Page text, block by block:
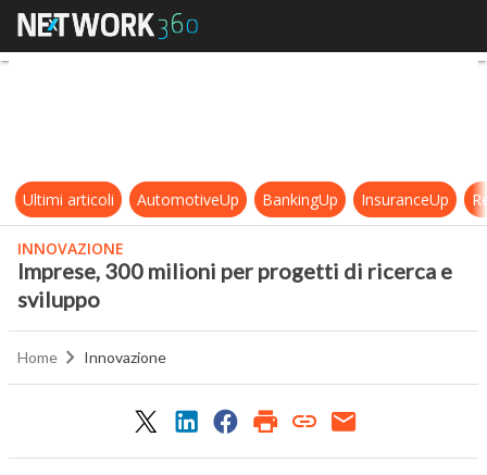
Imprese, 300 milioni per progetti
Ultimi articoli AutomotiveUp BankingUp InsuranceUp
INNOVAZIONE
Imprese, 300 milioni per progetti di ricerca e
sviluppo
Home Innovazione